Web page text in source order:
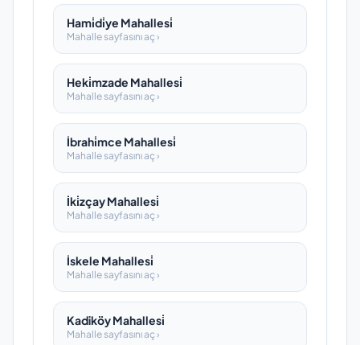
Hami̇di̇ye Mahallesi̇
Mahalle sayfasını aç ›
Heki̇mzade Mahallesi̇
Mahalle sayfasını aç ›
İbrahi̇mce Mahallesi̇
Mahalle sayfasını aç ›
İki̇zçay Mahallesi̇
Mahalle sayfasını aç ›
İskele Mahallesi̇
Mahalle sayfasını aç ›
Kadiköy Mahallesi̇
Mahalle sayfasını aç ›